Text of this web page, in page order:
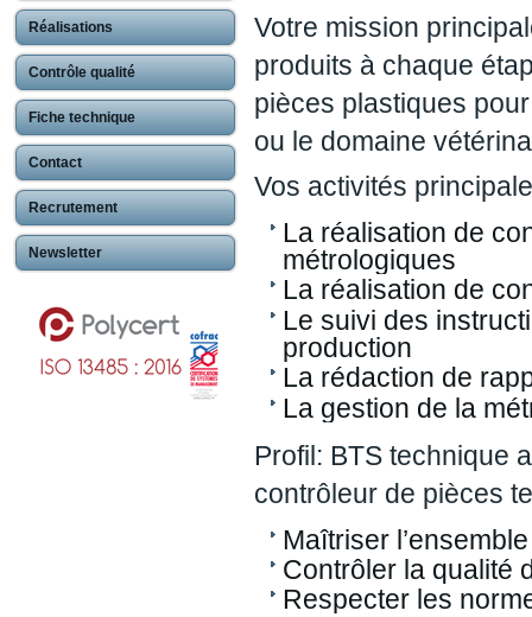
Réalisations
Contrôle qualité
Fiche technique
Contact
Recrutement
Newsletter
Votre mission
produits à chaque
pièces plastiques
ou le domaine
Vos activités
La réalisation de
métrologiques
La réalisation de
Le suivi des
production
La rédaction de
La gestion de la
Profil: BTS technique
contrôleur de pièces
Maîtriser
Contrôler la qualité
Respecter les